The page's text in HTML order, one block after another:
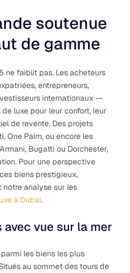
soutenue
de gamme
ne faiblit pas. Les acheteurs
entrepreneurs,
internationaux —
luxe pour leur confort, leur
de revente. Des projets
One Palm, ou encore les
Bugatti ou Dorchester,
Pour une perspective
biens prestigieux,
analyse sur les
à Dubai.
avec vue sur la mer
les biens les plus
au sommet des tours de